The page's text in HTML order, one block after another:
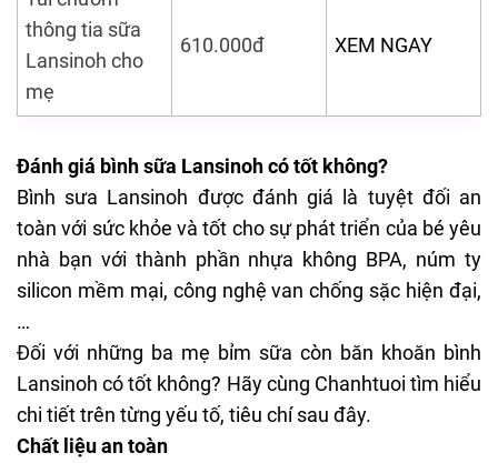
thông tia sữa
Lansinoh cho
mẹ
610.000đ XEM NGAY
Đánh giá bình sữa Lansinoh có tốt không?
Bình sưa Lansinoh được đánh giá là tuyệt đối an
toàn với sức khỏe và tốt cho sự phát triển của bé yêu
nhà bạn với thành phần nhựa không BPA, núm ty
silicon mềm mại, công nghệ van chống sặc hiện đại,
…
Đối với những ba mẹ bỉm sữa còn băn khoăn bình
Lansinoh có tốt không? Hãy cùng Chanhtuoi tìm hiểu
chi tiết trên từng yếu tố, tiêu chí sau đây.
Chất liệu an toàn